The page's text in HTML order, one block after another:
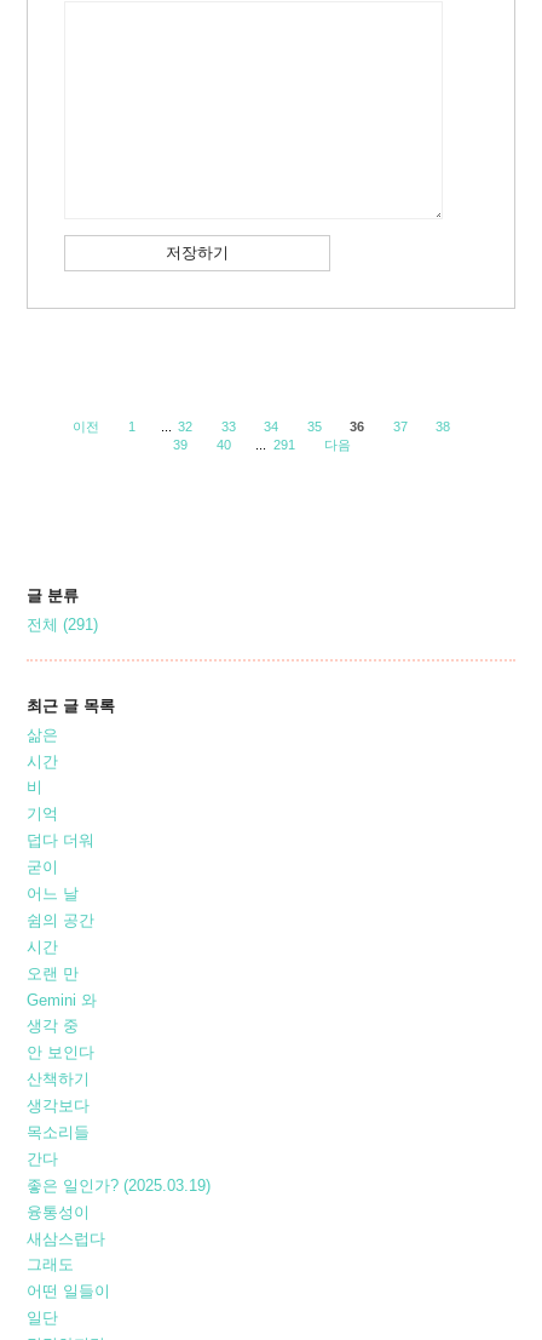
이전 1 32 33 34 35 36 37
38
39
40 291 다음
글 분류
전체(291)
최근 글 목록
삶은
시간
비
기억
덥다 더워
굳이
어느 날
쉼의 공간
시간
오랜 만
Gemini 와
생각 중
안 보인다
산책하기
생각보다
목소리들
간다
좋은 일인가? (2025.03.19)
융통성이
새삼스럽다
그래도
어떤 일들이
일단